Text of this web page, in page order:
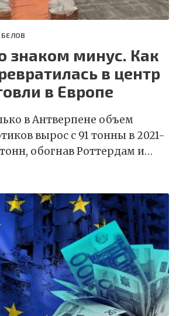
БЕЛОВ
знаком минус. Как
в центр
в Европе
в Антверпене объем
вырос с 91 тонны в 2021-
обогнав Роттердам и…